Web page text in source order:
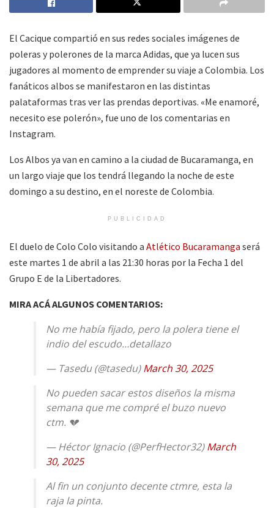
El Cacique compartió en sus redes sociales imágenes de
poleras y polerones de la marca Adidas, que ya lucen sus
jugadores al momento de emprender su viaje a Colombia. Los
fanáticos albos se manifestaron en las distintas
palataformas tras ver las prendas deportivas. «Me enamoré,
necesito ese polerón», fue uno de los comentarias en
Instagram.
Los Albos ya van en camino a la ciudad de Bucaramanga, en
un largo viaje que los tendrá llegando la noche de este
domingo a su destino, en el noreste de Colombia.
PUBLICIDAD
El duelo de Colo Colo visitando a Atlético Bucaramanga será
este martes 1 de abril a las 21:30 horas por la Fecha 1 del
Grupo E de la Libertadores.
MIRA ACÁ ALGUNOS COMENTARIOS:
No me había fijado, pero la polera tiene el
indio del escudo…detallazo
— Tasedu (@tasedu)March 30, 2025
No pueden sacar estos diseños la misma
semana que me compré el buzo nuevo
ctm. 💔
— Héctor Ignacio (@PerfHector32)March
30, 2025
Al fin un conjunto decente ctmre, esta la
raja la pinta.